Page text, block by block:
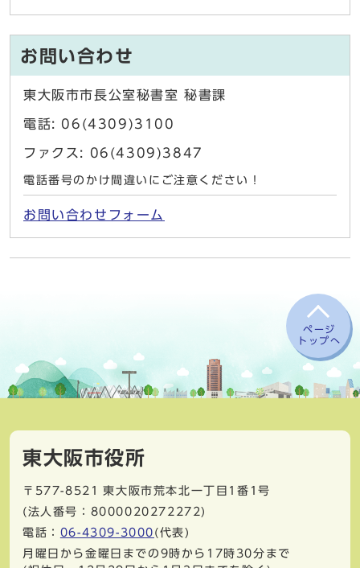
お問い合わせ
東大阪市市長公室秘書室 秘書課
電話: 06(4309)3100
ファクス: 06(4309)3847
電話番号のかけ間違いにご注意ください！
お問い合わせフォーム
ページ
トップへ
東大阪市役所
〒577-8521
東大阪市荒本北一丁目1番1号
(法人番号：8000020272272)
電話： 06-4309-3000 (代表)
月曜日から金曜日までの9時から17時30分まで